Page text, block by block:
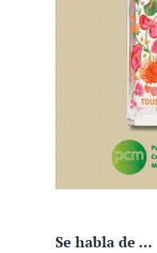
Se habla de …